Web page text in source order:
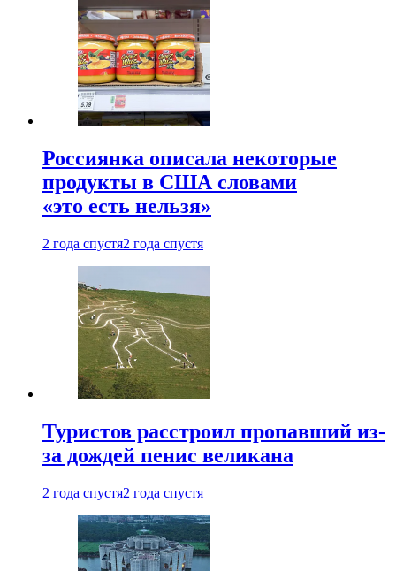
Россиянка описала некоторые
продукты в США словами
«это есть нельзя»
2 года спустя2 года спустя
Туристов расстроил пропавший из-
за дождей пенис великана
2 года спустя2 года спустя